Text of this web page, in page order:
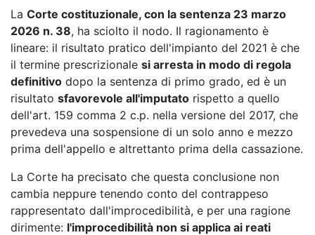
La Corte costituzionale, con la sentenza 23 marzo
2026 n. 38, ha sciolto il nodo. Il ragionamento è
lineare: il risultato pratico dell'impianto del 2021 è che
il termine prescrizionale si arresta in modo di regola
definitivo dopo la sentenza di primo grado, ed è un
risultato sfavorevole all'imputato rispetto a quello
dell'art. 159 comma 2 c.p. nella versione del 2017, che
prevedeva una sospensione di un solo anno e mezzo
prima dell'appello e altrettanto prima della cassazione.
La Corte ha precisato che questa conclusione non
cambia neppure tenendo conto del contrappeso
rappresentato dall'improcedibilità, e per una ragione
dirimente: l'improcedibilità non si applica ai reati